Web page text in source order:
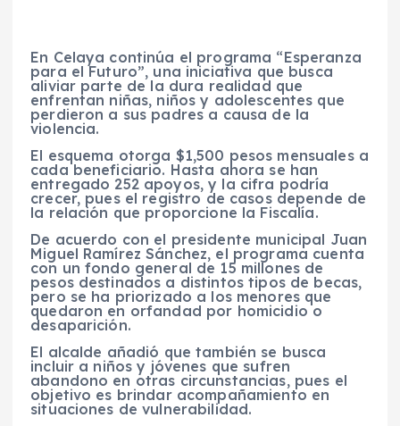
En Celaya continúa el programa “Esperanza
para el Futuro”, una iniciativa que busca
aliviar parte de la dura realidad que
enfrentan niñas, niños y adolescentes que
perdieron a sus padres a causa de la
violencia.
El esquema otorga $1,500 pesos mensuales a
cada beneficiario. Hasta ahora se han
entregado 252 apoyos, y la cifra podría
crecer, pues el registro de casos depende de
la relación que proporcione la Fiscalía.
De acuerdo con el presidente municipal Juan
Miguel Ramírez Sánchez, el programa cuenta
con un fondo general de 15 millones de
pesos destinados a distintos tipos de becas,
pero se ha priorizado a los menores que
quedaron en orfandad por homicidio o
desaparición.
El alcalde añadió que también se busca
incluir a niños y jóvenes que sufren
abandono en otras circunstancias, pues el
objetivo es brindar acompañamiento en
situaciones de vulnerabilidad.